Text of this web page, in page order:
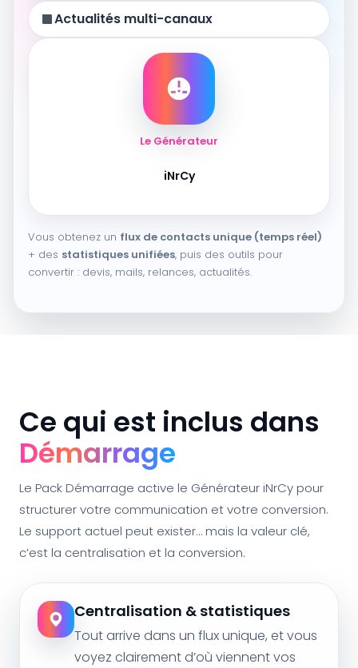
Actualités multi-canaux
Le Générateur
iNrCy
Vous obtenez un flux de contacts unique (temps réel)
+ des statistiques unifiées, puis des outils pour
convertir : devis, mails, relances, actualités.
Ce qui est inclus dans
Démarrage
Le Pack Démarrage active le Générateur iNrCy pour
structurer votre communication et votre conversion.
Le support actuel peut exister… mais la valeur clé,
c’est la centralisation et la conversion.
Centralisation & statistiques
Tout arrive dans un flux unique, et vous
voyez clairement d’où viennent vos